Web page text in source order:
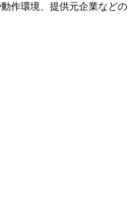
作環境、提供元企業などの